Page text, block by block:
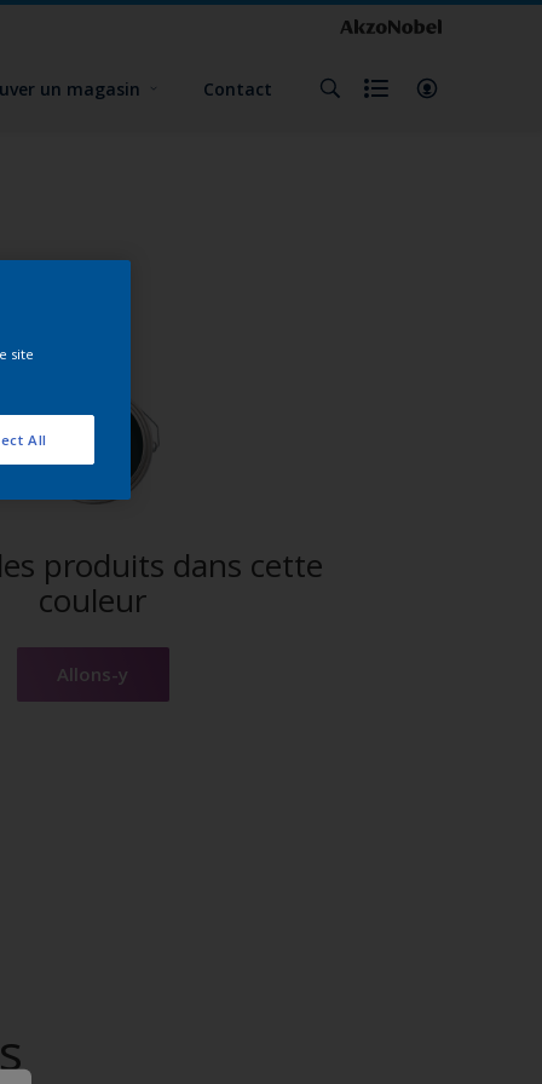
un magasin Contact
produits dans cette
couleur
Allons-y
site
All